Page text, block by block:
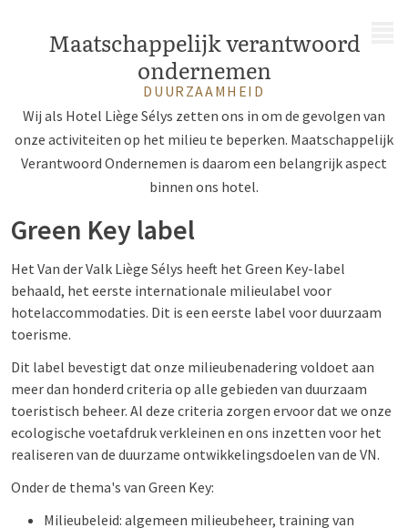
Maatschappelijk verantwoord
ondernemen
DUURZAAMHEID
Wij als Hotel Liège Sélys zetten ons in om de gevolgen van
onze activiteiten op het milieu te beperken. Maatschappelijk
Verantwoord Ondernemen is daarom een belangrijk aspect
binnen ons hotel.
Green Key label
Het Van der Valk Liège Sélys heeft het Green Key-label
behaald, het eerste internationale milieulabel voor
hotelaccommodaties. Dit is een eerste label voor duurzaam
toerisme.
Dit label bevestigt dat onze milieubenadering voldoet aan
meer dan honderd criteria op alle gebieden van duurzaam
toeristisch beheer. Al deze criteria zorgen ervoor dat we onze
ecologische voetafdruk verkleinen en ons inzetten voor het
realiseren van de duurzame ontwikkelingsdoelen van de VN.
Onder de thema's van Green Key:
Milieubeleid: algemeen milieubeheer, training van